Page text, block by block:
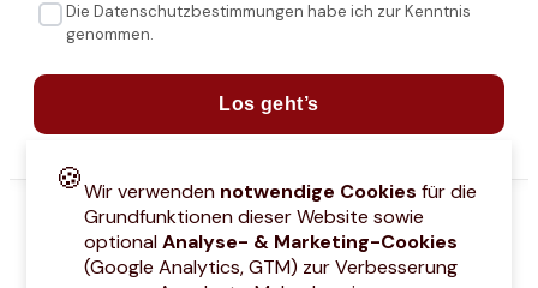
Die Datenschutzbestimmungen habe ich zur Kenntnis
genommen.
Los geht’s
🍪Wir verwenden notwendige Cookies für die
Grundfunktionen dieser Website sowie
optionalAnalyse- & Marketing-Cookies
(Google Analytics, GTM) zur Verbesserung